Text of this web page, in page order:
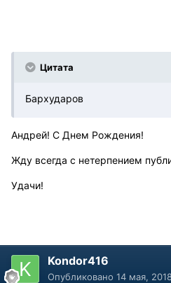
Цитата
Бархударов
Андрей! С Днем Рождения!
Жду всегда с нетерпением
Удачи!
Kondor416
Опубликовано 14 мая,